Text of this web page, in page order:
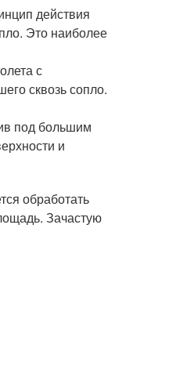
действия
Это наиболее
с
сквозь сопло.
под большим
и
обработать
Зачастую